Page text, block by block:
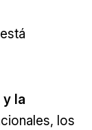
la
los